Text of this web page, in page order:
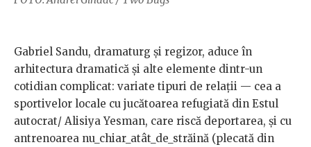
Gabriel Sandu, dramaturg și regizor, aduce în
arhitectura dramatică și alte elemente dintr-un
cotidian complicat: variate tipuri de relații — cea a
sportivelor locale cu jucătoarea refugiată din Estul
autocrat/ Alisiya Yesman, care riscă deportarea, și cu
antrenoarea nu_chiar_atât_de_străină (plecată din